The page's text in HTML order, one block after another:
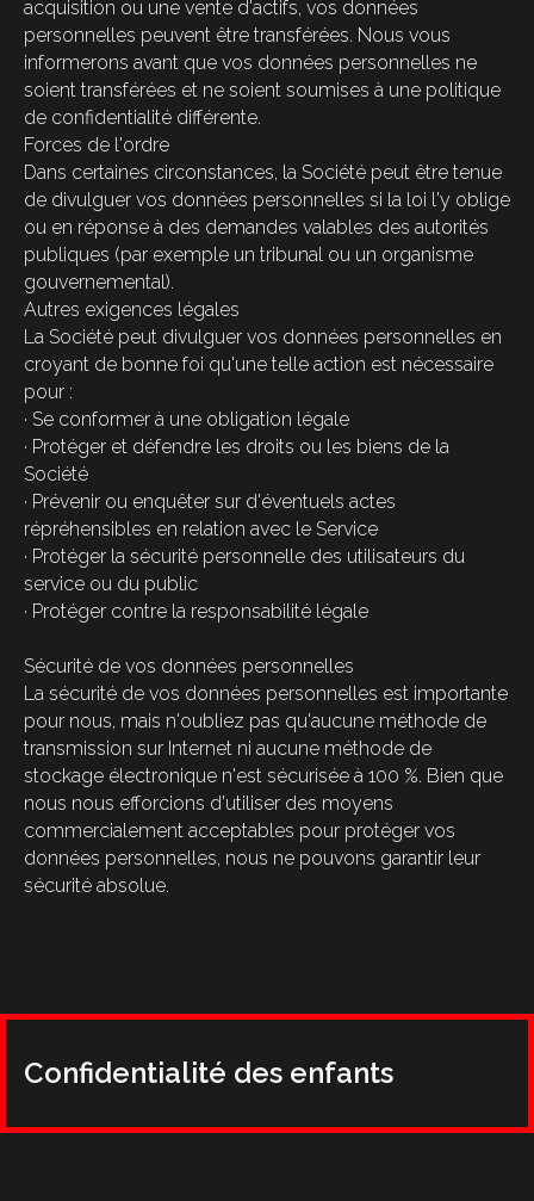
acquisition ou une vente d'actifs, vos données
personnelles peuvent être transférées. Nous vous
informerons avant que vos données personnelles ne
soient transférées et ne soient soumises à une politique
de confidentialité différente.
Forces de l'ordre
Dans certaines circonstances, la Société peut être tenue
de divulguer vos données personnelles si la loi l'y oblige
ou en réponse à des demandes valables des autorités
publiques (par exemple un tribunal ou un organisme
gouvernemental).
Autres exigences légales
La Société peut divulguer vos données personnelles en
croyant de bonne foi qu'une telle action est nécessaire
pour :
· Se conformer à une obligation légale
· Protéger et défendre les droits ou les biens de la
Société
· Prévenir ou enquêter sur d'éventuels actes
répréhensibles en relation avec le Service
· Protéger la sécurité personnelle des utilisateurs du
service ou du public
· Protéger contre la responsabilité légale
Sécurité de vos données personnelles
La sécurité de vos données personnelles est importante
pour nous, mais n'oubliez pas qu'aucune méthode de
transmission sur Internet ni aucune méthode de
stockage électronique n'est sécurisée à 100 %. Bien que
nous nous efforcions d'utiliser des moyens
commercialement acceptables pour protéger vos
données personnelles, nous ne pouvons garantir leur
sécurité absolue.
Confidentialité des enfants